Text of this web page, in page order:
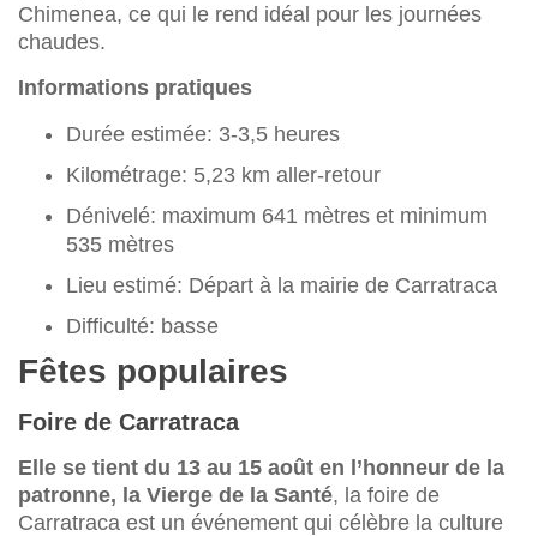
Chimenea, ce qui le rend idéal pour les journées
chaudes.
Informations pratiques
Durée estimée: 3-3,5 heures
Kilométrage: 5,23 km aller-retour
Dénivelé: maximum 641 mètres et minimum
535 mètres
Lieu estimé: Départ à la mairie de Carratraca
Difficulté: basse
Fêtes populaires
Foire de Carratraca
Elle se tient du 13 au 15 août en l’honneur de la
patronne, la Vierge de la Santé, la foire de
Carratraca est un événement qui célèbre la culture